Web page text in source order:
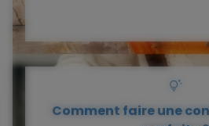
Comment faire une